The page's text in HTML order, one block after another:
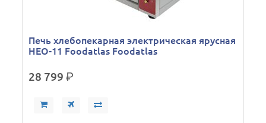
Печь хлебопекарная электрическая ярусная
HEO-11 Foodatlas Foodatlas
28 799р.